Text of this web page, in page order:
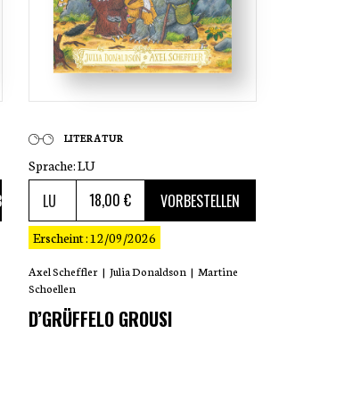
LITERATUR
Sprache:LU
18,00 € VORBESTELLEN
Erscheint : 12/09/2026
Axel Scheffler | Julia Donaldson | Martine
Schoellen
D’GRÜFFELO GROUSI